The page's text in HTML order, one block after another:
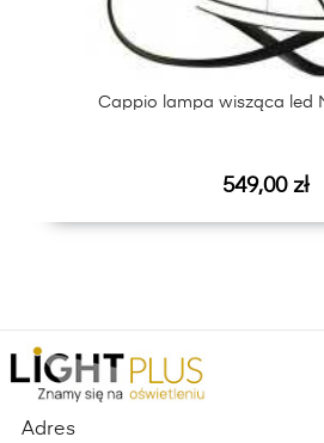
Cappio lampa wisząca led
Cena
549,00 zł
Adres